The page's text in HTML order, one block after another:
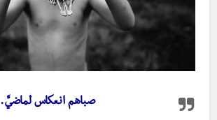
صباهم انعكاس لماضيَّ.